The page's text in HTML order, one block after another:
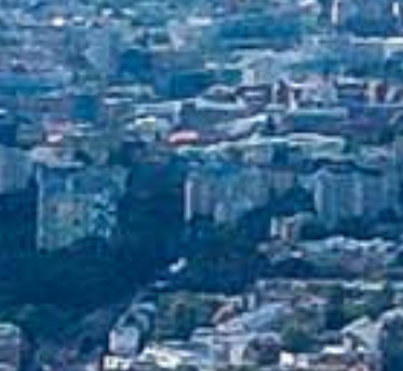
Aufbereitung dauert an Berlin, 24.06.2026
bv-miro.org
HELFEN HELFEN
Verfügbare Bilder